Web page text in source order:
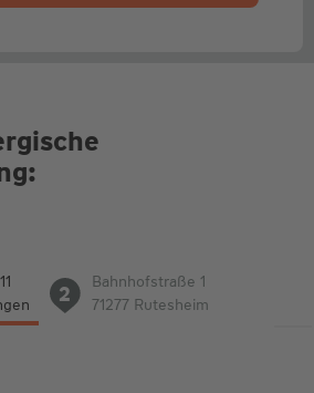
2
Bahnhofstraße 1
71277 Rutesheim